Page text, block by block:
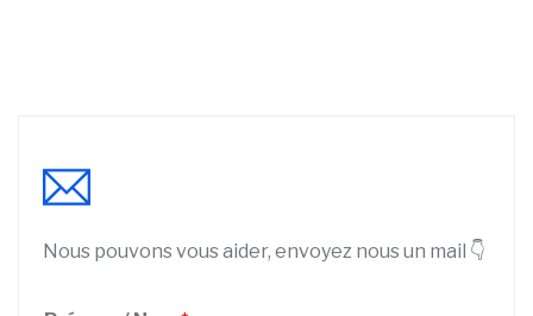
Nous pouvons vous aider, envoyez nous un mail 👇